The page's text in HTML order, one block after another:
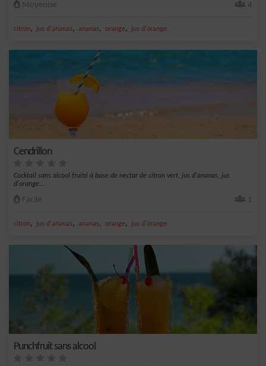
Moyenne 4
citron, jus d'ananas, ananas, orange, jus d'orange
Cendrillon
Cocktail sans alcool fruité à base de nectar de citron vert, jus d'ananas, jus
d'orange...
Facile 1
citron, jus d'ananas, ananas, orange, jus d'orange
Punchfruit sans alcool